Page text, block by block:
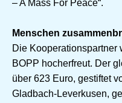
– A Mass For Peace“.
Menschen
Die Kooperationspartner
BOPP hocherfreut. Der
über 623 Euro, gestiftet
Gladbach-Leverkusen,